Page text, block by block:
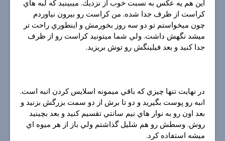
اين هم يه عكس به نسبت خوب از نزديك. ميبينيد كه لبه هاي
كراست از ظرف جدا شده. من كراست رو بيرون نياوردم
چون ميخواستم تو دو سه روز بخورمش و اينطوري راحت تر
ميشد نگهش داشت. ولي شما ميتونيد كراست رو از ظرف
جدا كنيد و بعد فيلينگش رو توش بريزيد.
در نهايت تنها چيزي كه باقي ميمونه اسلايس كردن انبه است.
انبه رو پوست بگيريد و دو تا برش از دو سمت بزرگش بزنيد و
بعد اون رو به نوار هاي نيم سانتي تقسيم كنيد و بعد بچينيد
روش. وسطش رو هم شليل گذاشتم ولي باز از هر ميوه اي
ميشه استفاده كرد.